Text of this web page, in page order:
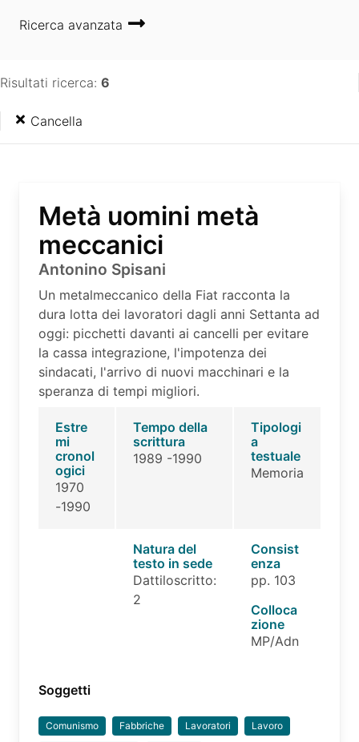
Ricerca avanzata
Risultati ricerca: 6
Cancella
Metà uomini metà
meccanici
Antonino Spisani
Un metalmeccanico della Fiat racconta la
dura lotta dei lavoratori dagli anni Settanta ad
oggi: picchetti davanti ai cancelli per evitare
la cassa integrazione, l'impotenza dei
sindacati, l'arrivo di nuovi macchinari e la
speranza di tempi migliori.
Estre
mi
cronol
ogici
1970
-1990
Tempo della
scrittura
1989 -1990
Tipologi
a
testuale
Memoria
Natura del
testo in sede
Dattiloscritto:
2
Consist
enza
pp. 103
Colloca
zione
MP/Adn
Soggetti
Comunismo Fabbriche Lavoratori Lavoro